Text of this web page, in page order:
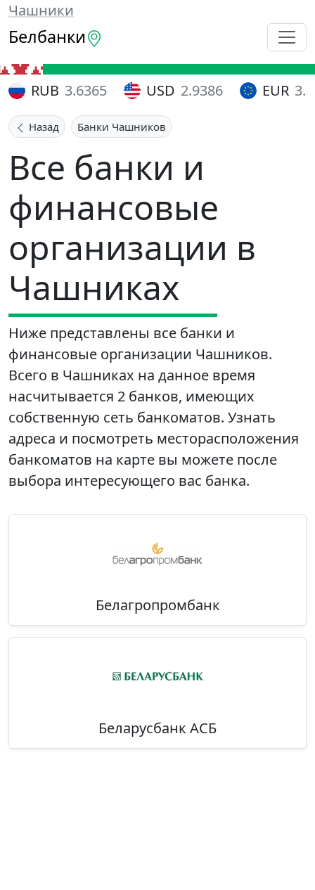
Чашники
Белбанки
RUB 3.6365 USD 2.9386 EUR
Назад Банки Чашников
Все банки и
финансовые
организации в
Чашниках
Ниже представлены все банки и
финансовые организации Чашников.
Всего в Чашниках на данное время
насчитывается 2 банков, имеющих
собственную сеть банкоматов. Узнать
адреса и посмотреть месторасположения
банкоматов на карте вы можете после
выбора интересующего вас банка.
Белагропромбанк
Беларусбанк АСБ